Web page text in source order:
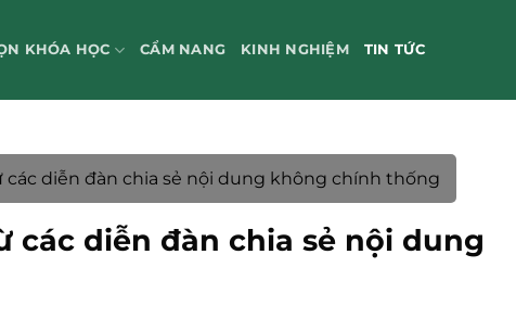
KHÓA HỌC CẨM NANG KINH NGHIỆM TIN TỨC
các diễn đàn chia sẻ nội dung không chính thống
các diễn đàn chia sẻ nội dung